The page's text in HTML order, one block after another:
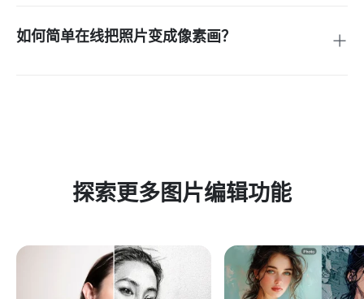
如何简单在线把照片变成像素画？
探索更多图片编辑功能